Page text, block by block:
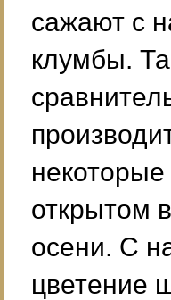
сажают с
клумбы.
открытом
осени. С
цветение